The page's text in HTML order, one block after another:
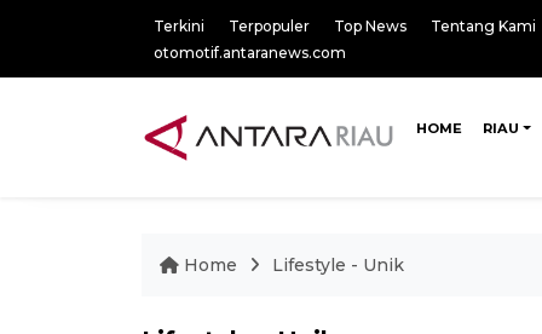
Terkini Terpopuler Top News
Tentang Kami
otomotif.antaranews.com
HOME RIAU
Home Lifestyle - Unik